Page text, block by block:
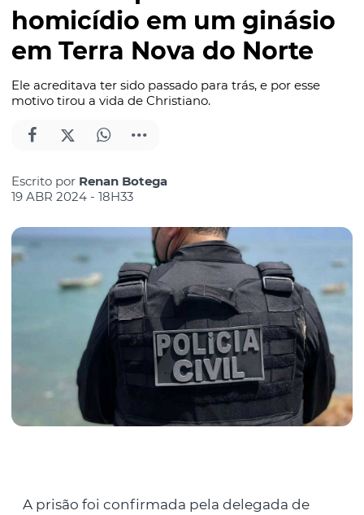
homicídio em um ginásio
em Terra Nova do Norte
Ele acreditava ter sido passado para trás, e por esse
motivo tirou a vida de Christiano.
Escrito por Renan Botega
19 ABR 2024 - 18H33
A prisão foi confirmada pela delegada de